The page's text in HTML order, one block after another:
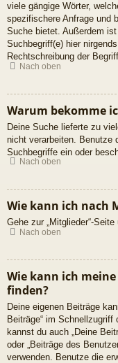
viele gängige Wörter,
spezifischere Anfrage und
Suche bietet. Außerdem
Suchbegriff(e) hier
Rechtschreibung der
Nach oben
Warum bekomme
Deine Suche lieferte zu
nicht verarbeiten. Benutze
Suchbegriffe ein oder
Nach oben
Wie kann ich nach
Gehe zur „Mitglieder“-
Nach oben
Wie kann ich
finden?
Deine eigenen Beiträge
Beiträge“ im
kannst du auch „Deine
oder „Beiträge des
verwenden. Benutze die